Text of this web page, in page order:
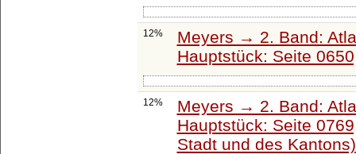
12%
Meyers → 2. Band:
Hauptstück: Seite
12%
Meyers → 2. Band:
Hauptstück: Seite
Stadt und des Kantons)